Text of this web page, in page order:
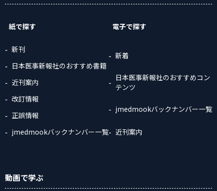
紙で探す
新刊
日本医事新報社のおすすめ書籍
近刊案内
改訂情報
正誤情報
jmedmookバックナンバー一覧
電子で探す
新着
日本医事新報社のおすすめコン
テンツ
jmedmookバックナンバー一覧
近刊案内
動画で学ぶ